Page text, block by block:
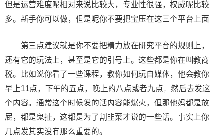
但是运营难度呢相对来说比较大，专业性很强，权威呢比较
多。新手你可以做，但是呢你不要把宝压在这三个平台上面
第三点建议就是你不要把精力放在研究平台的规则上，
还有它的玩法上，甚至是它的引号上。这些都是你在叫教商
税。比如说你看了一些课程，教你如何玩自媒体，他会教你
早上11点，下午的五点，晚上的八点或者九点，然后去发这
个内容。通常这个时候发的话内容能爆火，但那他妈都是放
屁，都是鬼扯，这都是为了割韭菜才说的一些话。事实上你
几点发其实没有那么重要的。